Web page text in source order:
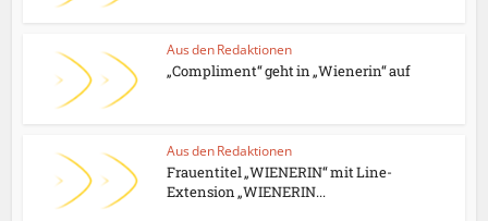
Aus den Redaktionen
„Compliment“ geht in „Wienerin“ auf
Aus den Redaktionen
Frauentitel „WIENERIN“ mit Line-
Extension „WIENERIN...